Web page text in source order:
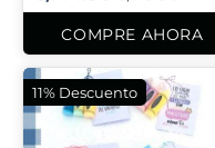
COMPRE AHORA
11% Descuento